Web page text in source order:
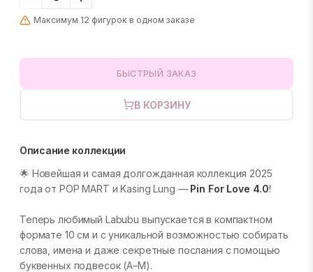
Максимум 12 фигурок в одном заказе
БЫСТРЫЙ ЗАКАЗ
В КОРЗИНУ
Описание коллекции
🌟 Новейшая и самая долгожданная коллекция 2025
года от POP MART и Kasing Lung — Pin For Love 4.0!
Теперь любимый Labubu выпускается в компактном
формате 10 см и с уникальной возможностью собирать
слова, имена и даже секретные послания с помощью
буквенных подвесок (A–M).